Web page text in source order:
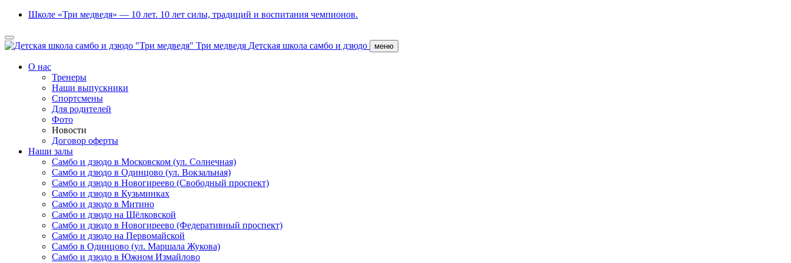
Школе «Три медведя» — 10 лет. 10 лет силы, традиций и воспитания чемпионов.
Три медведя Детская школа самбо и дзюдо меню
О нас
Тренеры
Наши выпускники
Спортсмены
Для родителей
Фото
Новости
Договор оферты
Наши залы
Самбо и дзюдо в Московском (ул. Солнечная)
Самбо и дзюдо в Одинцово (ул. Вокзальная)
Самбо и дзюдо в Новогиреево (Свободный проспект)
Самбо и дзюдо в Кузьминках
Самбо и дзюдо в Митино
Самбо и дзюдо на Щёлковской
Самбо и дзюдо в Новогиреево (Федеративный проспект)
Самбо и дзюдо на Первомайской
Самбо в Одинцово (ул. Маршала Жукова)
Самбо и дзюдо в Южном Измайлово